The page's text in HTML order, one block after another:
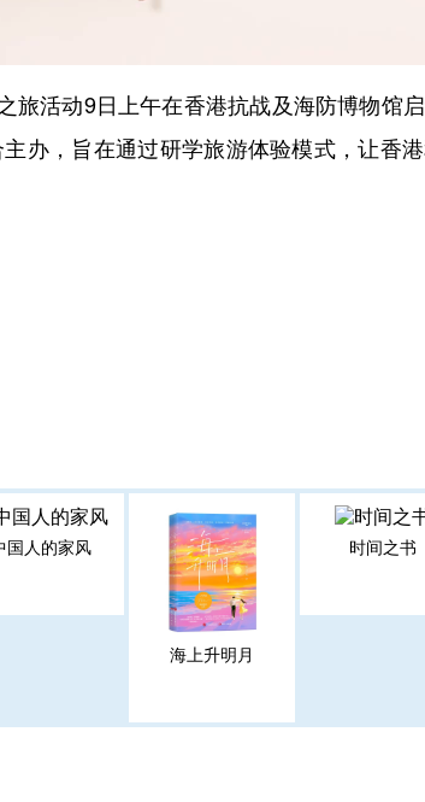
活动9日上午在香港抗战及海防博物馆
办，旨在通过研学旅游体验模式，让香
国人的家风
海上升明月
时间之书